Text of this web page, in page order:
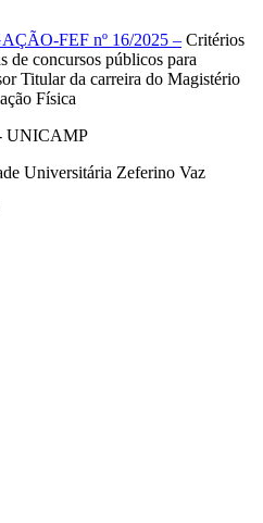
FEF nº 16/2025 – Critérios
de concursos públicos para
Titular da carreira do Magistério
Física
- UNICAMP
Universitária Zeferino Vaz